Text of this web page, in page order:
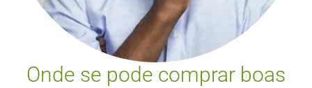
Onde se pode comprar boas